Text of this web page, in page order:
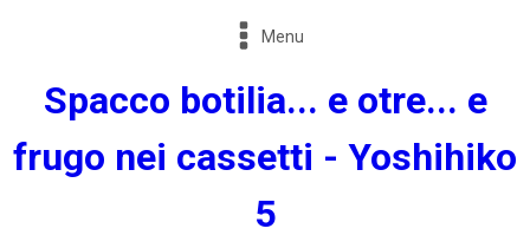
Menu
Spacco botilia... e otre... e
frugo nei cassetti - Yoshihiko
5